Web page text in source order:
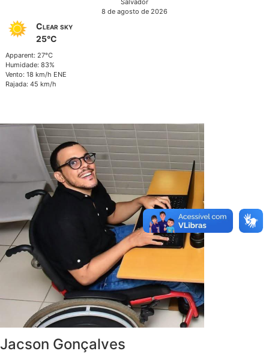
Salvador
8 de agosto de 2026
Clear sky
25°C
Apparent: 27°C
Humidade: 83%
Vento: 18 km/h ENE
Rajada: 45 km/h
Jacson Gonçalves